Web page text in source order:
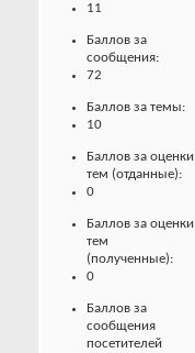
11
Баллов за
сообщения:
72
Баллов за темы:
10
Баллов за оценки
тем (отданные):
0
Баллов за оценки
тем
(полученные):
0
Баллов за
сообщения
посетителей